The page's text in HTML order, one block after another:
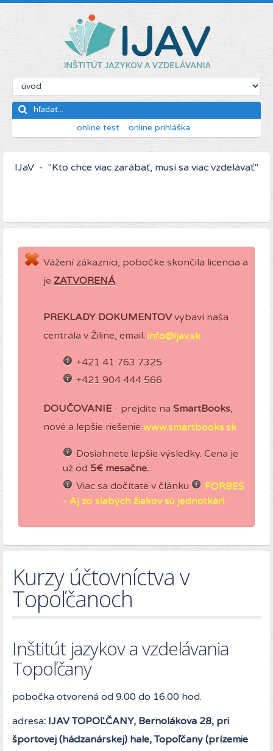
online test online prihláška
IJaV - "Kto chce viac zarábať, musí sa viac vzdelávať."
Vážení zákazníci, pobočke skončila licencia a
je ZATVORENÁ.
PREKLADY DOKUMENTOVvybaví naša
centrála v Žiline, email: info@ijav.sk
+421 41 763 7325
+421 904 444 566
DOUČOVANIE - prejdite na SmartBooks,
nové a lepšie riešenie www.smartbooks.sk
Dosiahnete lepšie výsledky. Cena je
už od 5€ mesačne.
Viac sa dočítate v článku
FORBES
- Aj zo slabých žiakov sú jednotkári.
Kurzy účtovníctva v
Topoľčanoch
Inštitút jazykov a vzdelávania
Topoľčany
pobočka otvorená od 9.00 do 16.00 hod.
adresa: IJAV TOPOĽČANY, Bernolákova 28, pri
športovej (hádzanárskej) hale, Topoľčany (prízemie